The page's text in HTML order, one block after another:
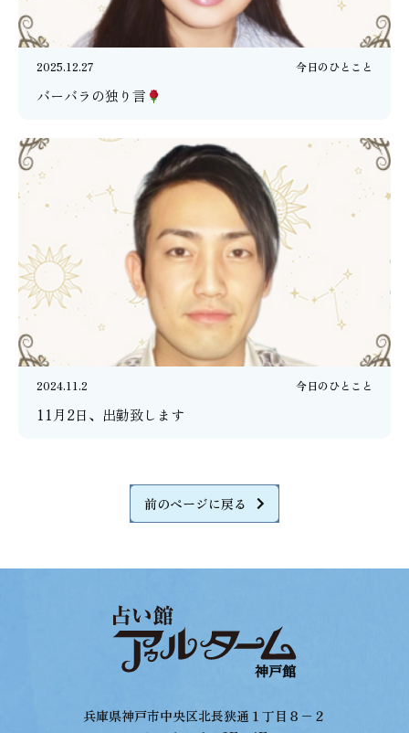
2025.12.27 今日のひとこと
バーバラの独り言
2024.11.2 今日のひとこと
11月2日、出勤致します
前のページに戻る
兵庫県神戸市中央区北長狭通１丁目８−２